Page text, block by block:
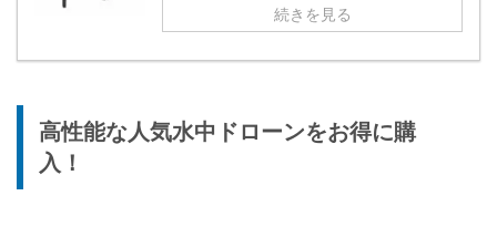
続きを見る
高性能な人気水中ドローンをお得に購
入！